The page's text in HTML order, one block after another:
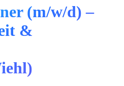
(m/w/d) –
&